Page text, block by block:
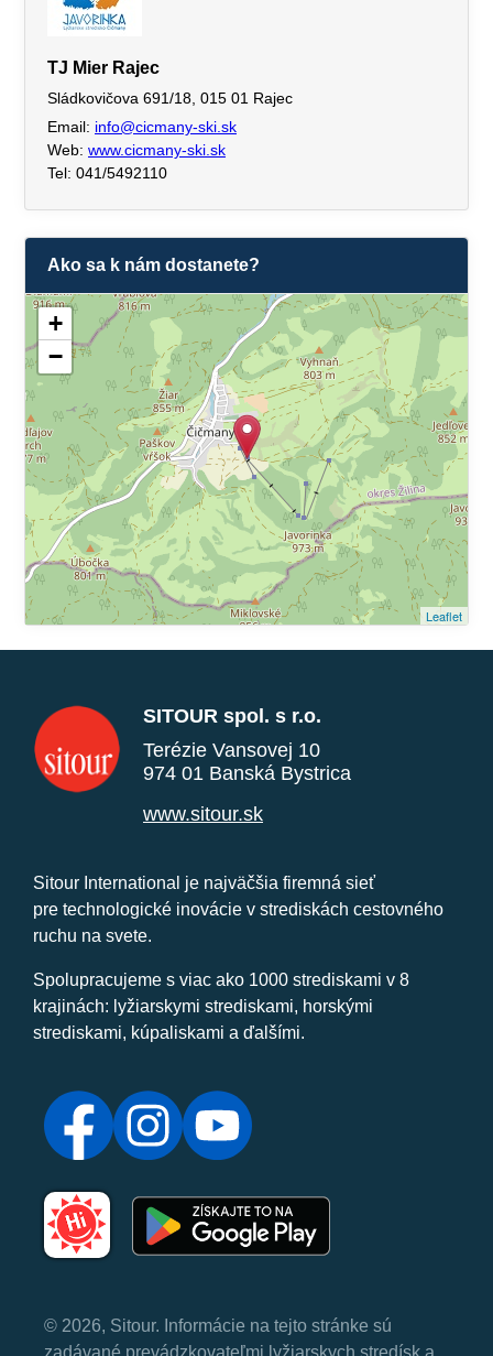
TJ Mier Rajec
Sládkovičova 691/18, 015 01 Rajec
Email: info@cicmany-ski.sk
Web: www.cicmany-ski.sk
Tel: 041/5492110
Ako sa k nám dostanete?
+
−
Leaflet
SITOUR spol. s r.o.
Terézie Vansovej 10
974 01 Banská Bystrica
www.sitour.sk
Sitour International je najväčšia firemná sieť
pre technologické inovácie v strediskách cestovného
ruchu na svete.
Spolupracujeme s viac ako 1000 strediskami v 8
krajinách: lyžiarskymi strediskami, horskými
strediskami, kúpaliskami a ďalšími.
© 2026, Sitour. Informácie na tejto stránke sú
zadávané prevádzkovateľmi lyžiarskych stredísk a